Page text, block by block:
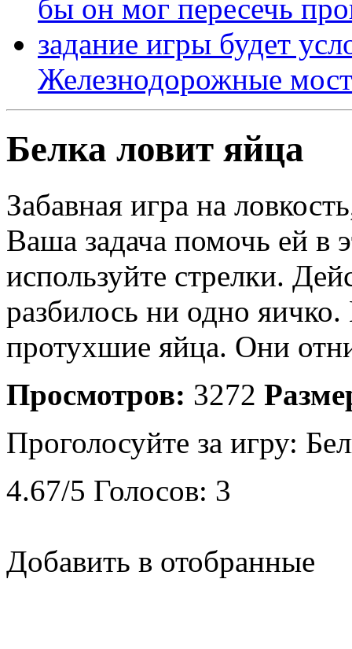
Железнодорожные
Белка ловит яйца
Забавная игра на
Ваша задача помочь ей в
используйте стрелки.
разбилось ни одно
протухшие яйца. Они
Просмотров: 3272
Проголосуйте за игру:
4.67/5 Голосов: 3
Добавить в отобранные